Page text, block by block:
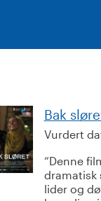
Bak
Vurdert
Denne
dramatisk
lider og